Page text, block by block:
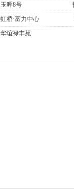
玉晖8号
虹桥·富力中心
华谊禄丰苑